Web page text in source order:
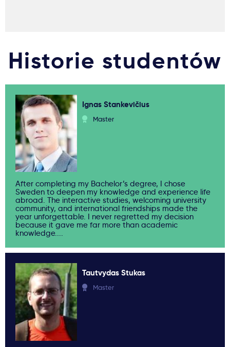
Historie studentów
Ignas Stankevičius
Master
After completing my Bachelor’s degree, I chose
Sweden to deepen my knowledge and experience life
abroad. The interactive studies, welcoming university
community, and international friendships made the
year unforgettable. I never regretted my decision
because it gave me far more than academic
knowledge....
Tautvydas Stukas
Master